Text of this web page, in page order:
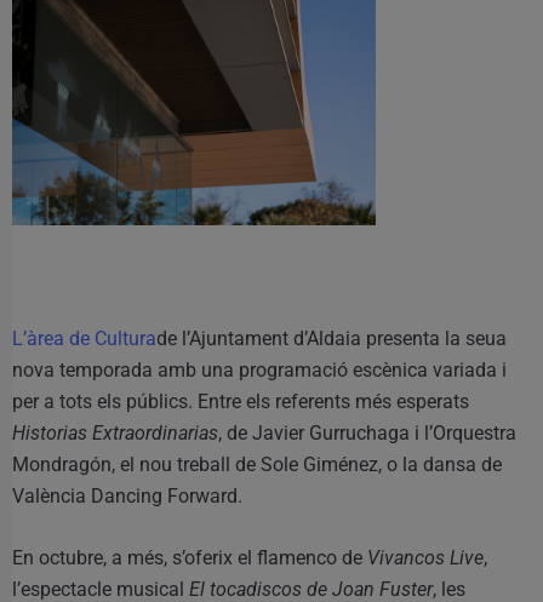
L’àrea de Culturade l’Ajuntament d’Aldaia presenta la seua
nova temporada amb una programació escènica variada i
per a tots els públics. Entre els referents més esperats
Historias Extraordinarias, de Javier Gurruchaga i l’Orquestra
Mondragón, el nou treball de Sole Giménez, o la dansa de
València Dancing Forward.
En octubre, a més, s’oferix el flamenco de Vivancos Live,
l’espectacle musical El tocadiscos de Joan Fuster, les